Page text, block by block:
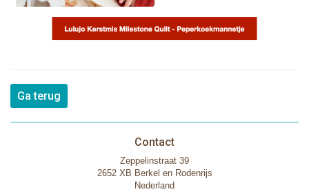
Ga terug
Contact
Zeppelinstraat 39
2652 XB Berkel en Rodenrijs
Nederland